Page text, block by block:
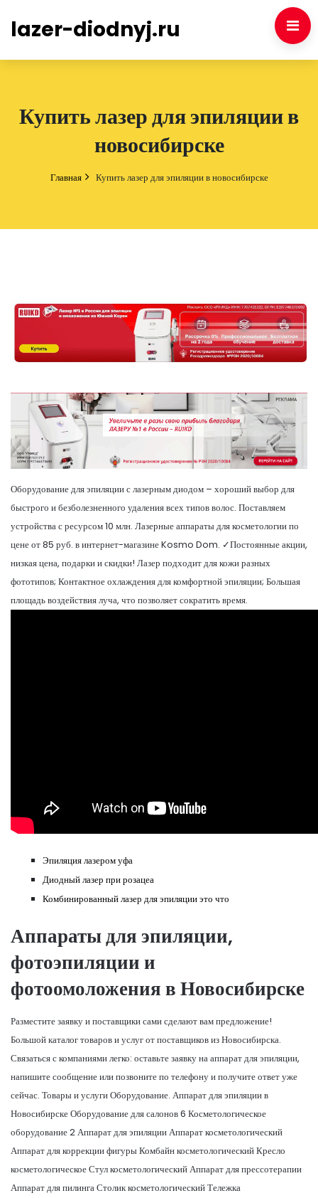
lazer-diodnyj.ru
Купить лазер для эпиляции в
новосибирске
Главная Купить лазер для эпиляции в новосибирске
Оборудование для эпиляции с лазерным диодом – хороший выбор для
быстрого и безболезненного удаления всех типов волос. Поставляем
устройства с ресурсом 10 млн. Лазерные аппараты для косметологии по
цене от 85 руб. в интернет-магазине Kosmo Dom. ✓Постоянные акции,
низкая цена, подарки и скидки! Лазер подходит для кожи разных
фототипов; Контактное охлаждения для комфортной эпиляции; Большая
площадь воздействия луча, что позволяет сократить время.
Эпиляция лазером уфа
Диодный лазер при розацеа
Комбинированный лазер для эпиляции это что
Аппараты для эпиляции,
фотоэпиляции и
фотоомоложения в Новосибирске
Разместите заявку и поставщики сами сделают вам предложение!
Большой каталог товаров и услуг от поставщиков из Новосибирска.
Связаться с компаниями легко: оставьте заявку на аппарат для эпиляции,
напишите сообщение или позвоните по телефону и получите ответ уже
сейчас. Товары и услуги Оборудование. Аппарат для эпиляции в
Новосибирске Оборудование для салонов 6 Косметологическое
оборудование 2 Аппарат для эпиляции Аппарат косметологический
Аппарат для коррекции фигуры Комбайн косметологический Кресло
косметологическое Стул косметологический Аппарат для прессотерапии
Аппарат для пилинга Столик косметологический Тележка